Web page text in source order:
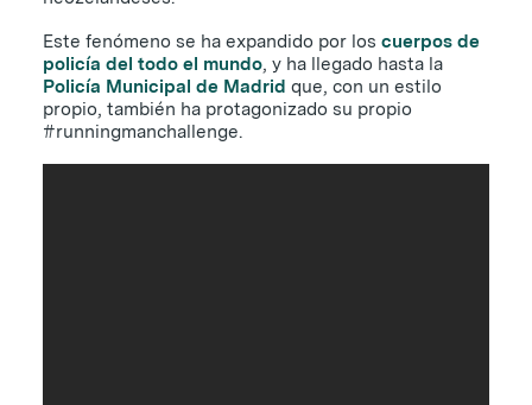
Este fenómeno se ha expandido por los cuerpos de
policía del todo el mundo, y ha llegado hasta la
Policía Municipal de Madrid que, con un estilo
propio, también ha protagonizado su propio
#runningmanchallenge.